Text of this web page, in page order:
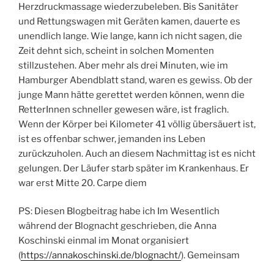
Herzdruckmassage wiederzubeleben. Bis Sanitäter
und Rettungswagen mit Geräten kamen, dauerte es
unendlich lange. Wie lange, kann ich nicht sagen, die
Zeit dehnt sich, scheint in solchen Momenten
stillzustehen. Aber mehr als drei Minuten, wie im
Hamburger Abendblatt stand, waren es gewiss. Ob der
junge Mann hätte gerettet werden können, wenn die
RetterInnen schneller gewesen wäre, ist fraglich.
Wenn der Körper bei Kilometer 41 völlig übersäuert ist,
ist es offenbar schwer, jemanden ins Leben
zurückzuholen. Auch an diesem Nachmittag ist es nicht
gelungen. Der Läufer starb später im Krankenhaus. Er
war erst Mitte 20. Carpe diem
PS: Diesen Blogbeitrag habe ich Im Wesentlich
während der Blognacht geschrieben, die Anna
Koschinski einmal im Monat organisiert
(https://annakoschinski.de/blognacht/). Gemeinsam